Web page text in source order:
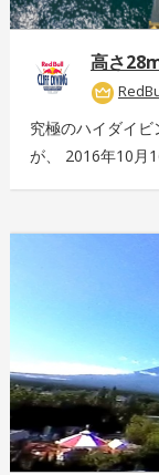
究極のハイダイビ
が、 2016年10月
こちら：http://